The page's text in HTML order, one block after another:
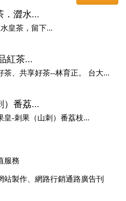
．澀水...
皇茶，留下...
紅茶...
茶、共享好茶--林育正。 台大...
）番荔...
皇-刺果（山刺）番荔枝...
服務
站製作、網路行銷通路廣告刊
銷售，全面優惠中....